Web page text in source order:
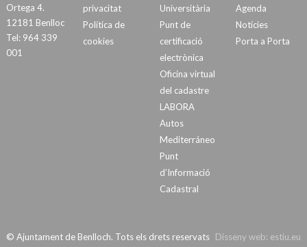
Ortega 4.
12181 Benlloc
Tel: 964 339
001
privacitat
Política de
cookies
Universitària
Punt de
certificació
electrònica
Oficina virtual
del cadastre
LABORA
Autos
Mediterráneo
Punt
d’Informació
Cadastral
Agenda
Notícies
Porta a Porta
Disseny web: estiu.eu
© Ajuntament de Benlloch. Tots els drets reservats